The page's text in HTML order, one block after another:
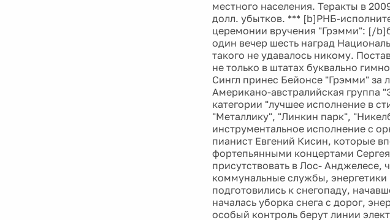
местного населения. Теракты в
долл. убытков. *** [b]РНБ-
церемонии вручения "Грэмми": [/
один вечер шесть наград
такого не удавалось никому.
не только в штатах буквально
Сингл принес Бейонсе "Грэмми" за
Американо-австралийская
категории "лучшее исполнение в
"Металлику", "Линкин парк",
инструментальное исполнение с
пианист Евгений Кисин, которые
фортепьянными концертами
присутствовать в Лос-
коммунальные службы,
подготовились к снегопаду,
началась уборка снега с дорог,
особый контроль берут линии